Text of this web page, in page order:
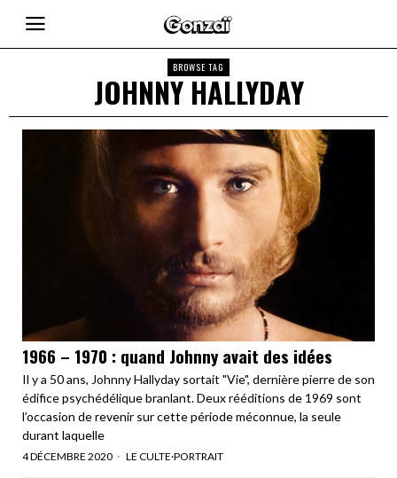
BROWSE TAG
JOHNNY HALLYDAY
1966 – 1970 : quand Johnny avait des idées
Il y a 50 ans, Johnny Hallyday sortait "Vie", dernière pierre de son
édifice psychédélique branlant. Deux rééditions de 1969 sont
l’occasion de revenir sur cette période méconnue, la seule
durant laquelle
4 DÉCEMBRE 2020 LE CULTE·PORTRAIT